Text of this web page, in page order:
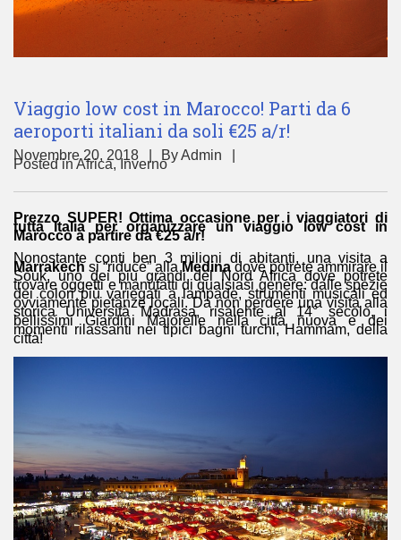
Viaggio low cost in Marocco! Parti da 6
aeroporti italiani da soli €25 a/r!
Novembre 20, 2018 ByAdmin
Posted inAfrica,Inverno
Prezzo SUPER! Ottima occasione per i viaggiatori di
tutta Italia per organizzare un viaggio low cost in
Marocco a partire da €25 a/r!
Nonostante conti ben 3 milioni di abitanti, una visita a
Marrakechsi “riduce” allaMedinadove potrete ammirare il
Souk, uno dei più grandi del Nord Africa dove potrete
trovare oggetti e manufatti di qualsiasi genere: dalle spezie
dei colori più variegati a lampade, strumenti musicali ed
ovviamente pietanze locali. Da non perdere una visita alla
storica Università Madrasa, risalente al 14° secolo, i
bellissimi Giardini Majorelle nella città nuova e dei
momenti rilassanti nei tipici bagni turchi, Hammam, della
città!